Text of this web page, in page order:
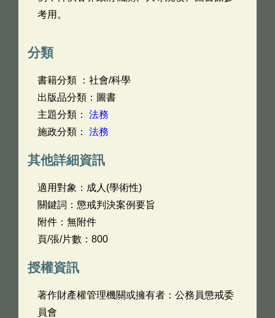
考用。
分類
書籍分類 ：社會/科學
出版品分類：圖書
主題分類： 法務
施政分類： 法務
其他詳細資訊
適用對象：成人(學術性)
關鍵詞：懲戒判決案例要旨
附件：無附件
頁/張/片數：800
授權資訊
著作財產權管理機關或擁有者：公務員懲戒委
員會